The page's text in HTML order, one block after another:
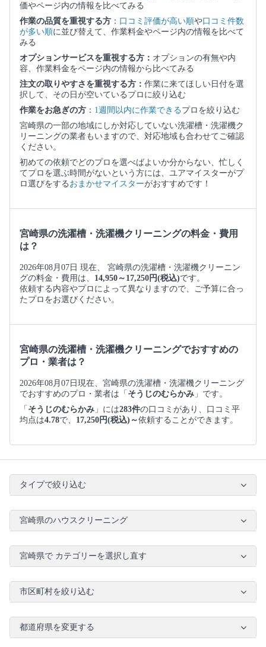
価やページ内の情報を比べてみる
作業の品質を重視する方 ： 口コミ評価が高い順や口コミ件数
が多い順に並び替えて、作業料金やページ内の情報を比べて
みる
オプションサービスを重視する方： オプションの有無や内
容、作業料金をページ内の情報から比べてみる
注文の取りやすさを重視する方： 作業に来てほしい日付を選
択して、その日が空いているプロに絞り込む
作業をお急ぎの方 ： 1週間以内に作業できるプロを絞り込む
宮崎県の一部の地域にしか対応していない洗濯槽・洗濯機ク
リーニングの業者もいますので、対応地域も合わせてご確認
ください。
初めての依頼でどのプロを選べばよいか分からない、忙しく
てプロを選ぶ時間がないという方には、ユアマイスターがプ
ロ選びをする おまかせマイスターがおすすめです！
宮崎県の洗濯槽・洗濯機クリーニングの料金・費用
は？
2026年08月07日 現在、 宮崎県の洗濯槽・洗濯機クリーニン
グの料金・費用は、 14,950～17,250円(税込)です。
依頼する内容やプロによって異なりますので、ご予算に合っ
たプロをお選びください。
宮崎県の洗濯槽・洗濯機クリーニングでおすすめの
プロ・業者は？
2026年08月07日現在、宮崎県の洗濯槽・洗濯機クリーニング
でおすすめのプロ・業者は「 そうじのむらかみ 」です。
「 そうじのむらかみ 」には283件の口コミがあり、口コミ平
均点は4.78で、 17,250円(税込)～依頼することができます。
タイプで絞り込む
宮崎県のハウスクリーニング
宮崎県で カテゴリーを選択し直す
市区町村を絞り込む
都道府県を変更する